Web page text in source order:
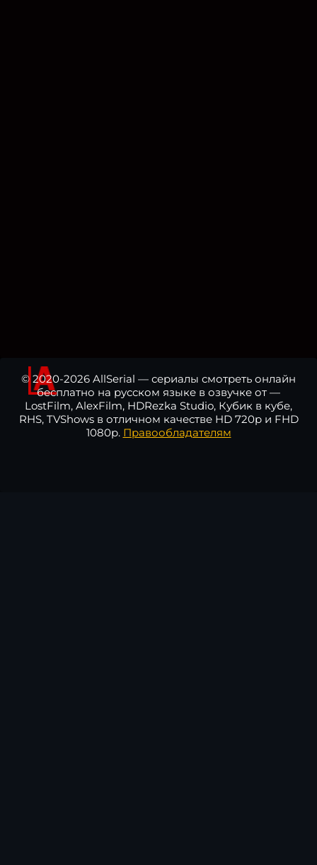
© 2020-2026 AllSerial — сериалы смотреть онлайн
бесплатно на русском языке в озвучке от —
LostFilm, AlexFilm, HDRezka Studio, Кубик в кубе,
RHS, TVShows в отличном качестве HD 720p и FHD
1080p. Правообладателям